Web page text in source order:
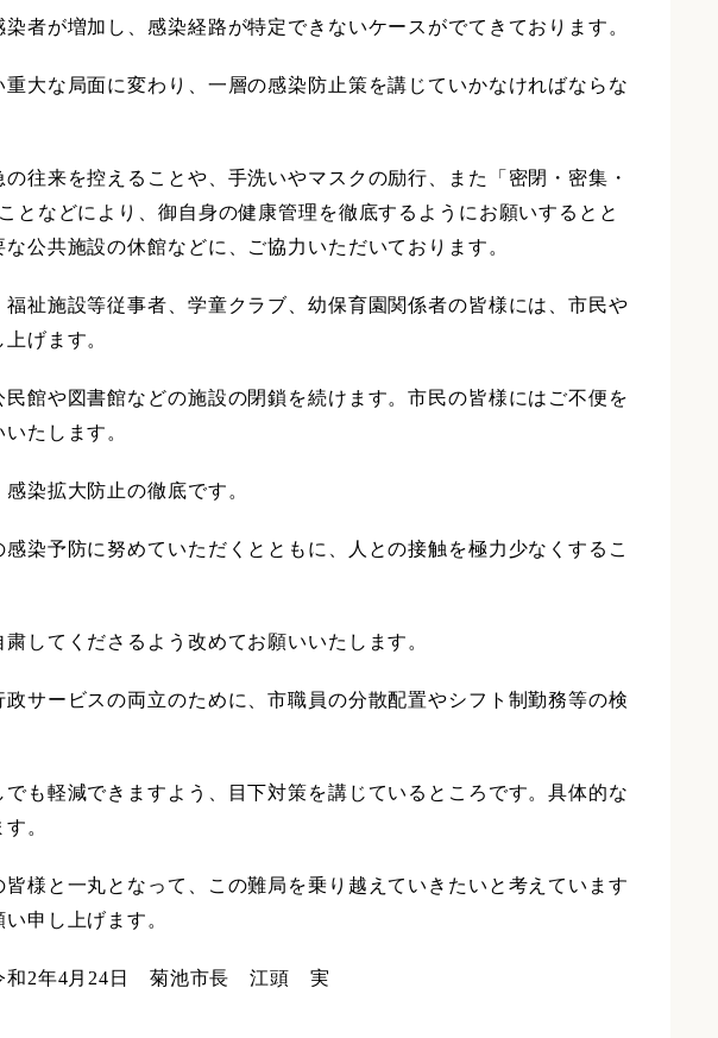
者が増加し、感染経路が特定できないケースがでてきております。
大な局面に変わり、一層の感染防止策を講じていかなければならな
往来を控えることや、手洗いやマスクの励行、また「密閉・密集・
となどにより、御自身の健康管理を徹底するようにお願いするとと
公共施設の休館などに、ご協力いただいております。
祉施設等従事者、学童クラブ、幼保育園関係者の皆様には、市民や
げます。
館や図書館などの施設の閉鎖を続けます。市民の皆様にはご不便を
たします。
染拡大防止の徹底です。
染予防に努めていただくとともに、人との接触を極力少なくするこ
してくださるよう改めてお願いいたします。
サービスの両立のために、市職員の分散配置やシフト制勤務等の検
も軽減できますよう、目下対策を講じているところです。具体的な
。
様と一丸となって、この難局を乗り越えていきたいと考えています
申し上げます。
市長 江頭 実